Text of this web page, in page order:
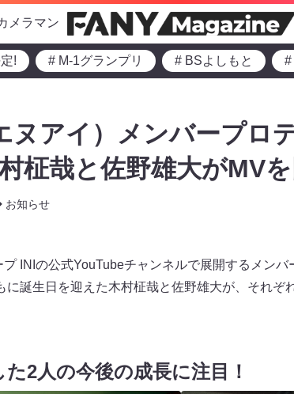
メラマン
! # M-1グランプリ # BSよしもと #
ヌアイ）メンバープロ
柾哉と佐野雄大がMV
お知らせ
INIの公式YouTubeチャンネルで展開するメン
に誕生日を迎えた木村柾哉と佐野雄大が、それぞ
2人の今後の成長に注目！